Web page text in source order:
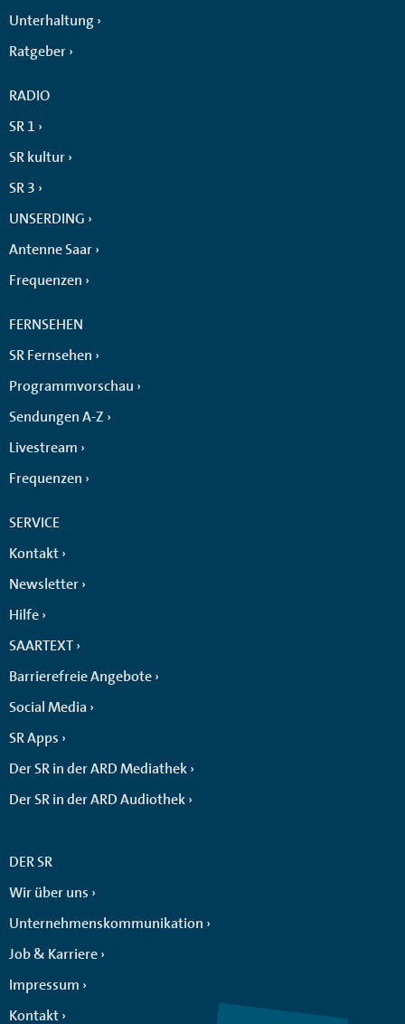
Unterhaltung
Ratgeber
RADIO
SR 1
SR kultur
SR 3
UNSERDING
Antenne Saar
Frequenzen
FERNSEHEN
SR Fernsehen
Programmvorschau
Sendungen A-Z
Livestream
Frequenzen
SERVICE
Kontakt
Newsletter
Hilfe
SAARTEXT
Barrierefreie Angebote
Social Media
SR Apps
Der SR in der ARD Mediathek
Der SR in der ARD Audiothek
DER SR
Wir über uns
Unternehmenskommunikation
Job & Karriere
Impressum
Kontakt